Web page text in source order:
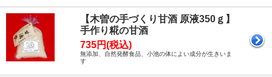
【木曽の手づくり甘酒 原液350ｇ】
手作り糀の甘酒
735円(税込)
無添加、自然発酵食品、小池の体によい成分が生きいま
す